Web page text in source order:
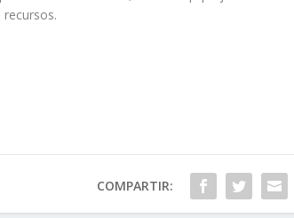
COMPARTIR: